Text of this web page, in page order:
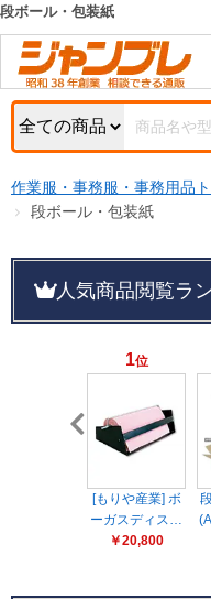
カテゴリー一覧
お知らせ
特集・キャン
初めての方へ
サポート＆ヘル
ジャンブレの
新規登録キャン
名入れ刺繍
メーカーカタロ
キーワード検索
検索条件
商品ステータスで絞る
キャンペーン
おすすめ
売れ筋
オリジナル
販売終了
販売価格(税抜き)で絞る
段ボール・包装紙
作業服・事務服・事務用品
段ボール・包装紙
人気商品閲覧ラ
1位
[もりや産業] ボ
ーガスディス…
￥20,800